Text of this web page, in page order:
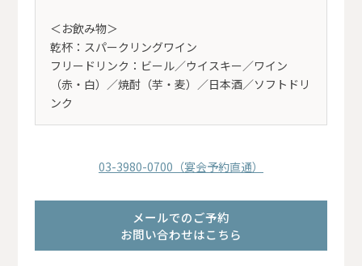
＜お飲み物＞
乾杯：スパークリングワイン
フリードリンク：ビール／ウイスキー／ワイン
（赤・白）／焼酎（芋・麦）／日本酒／ソフトドリ
ンク
03-3980-0700（宴会予約直通）
メールでのご予約
お問い合わせはこちら